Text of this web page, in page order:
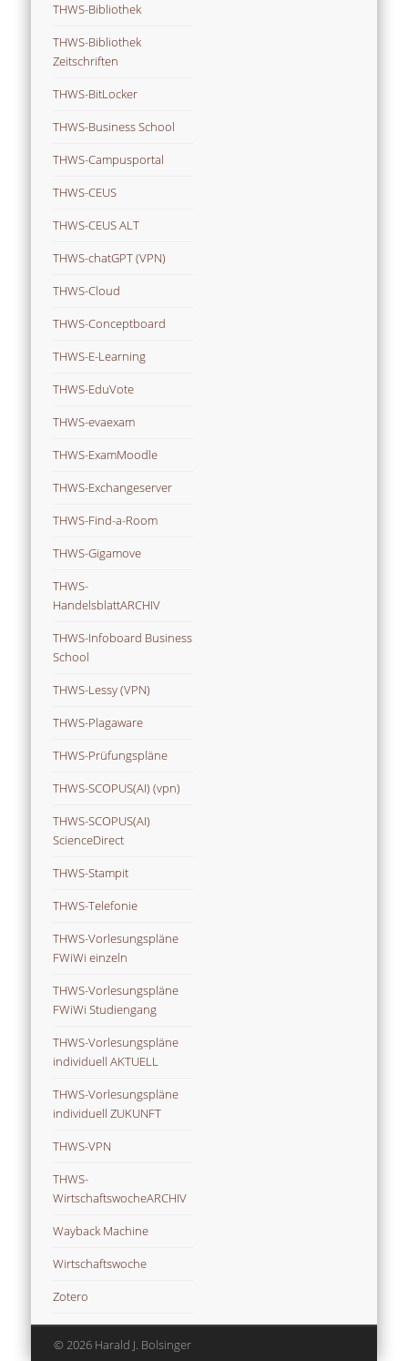
THWS-Bibliothek
THWS-Bibliothek
Zeitschriften
THWS-BitLocker
THWS-Business School
THWS-Campusportal
THWS-CEUS
THWS-CEUS ALT
THWS-chatGPT (VPN)
THWS-Cloud
THWS-Conceptboard
THWS-E-Learning
THWS-EduVote
THWS-evaexam
THWS-ExamMoodle
THWS-Exchangeserver
THWS-Find-a-Room
THWS-Gigamove
THWS-
HandelsblattARCHIV
THWS-Infoboard Business
School
THWS-Lessy (VPN)
THWS-Plagaware
THWS-Prüfungspläne
THWS-SCOPUS(AI) (vpn)
THWS-SCOPUS(AI)
ScienceDirect
THWS-Stampit
THWS-Telefonie
THWS-Vorlesungspläne
FWiWi einzeln
THWS-Vorlesungspläne
FWiWi Studiengang
THWS-Vorlesungspläne
individuell AKTUELL
THWS-Vorlesungspläne
individuell ZUKUNFT
THWS-VPN
THWS-
WirtschaftswocheARCHIV
Wayback Machine
Wirtschaftswoche
Zotero
© 2026 Harald J. Bolsinger